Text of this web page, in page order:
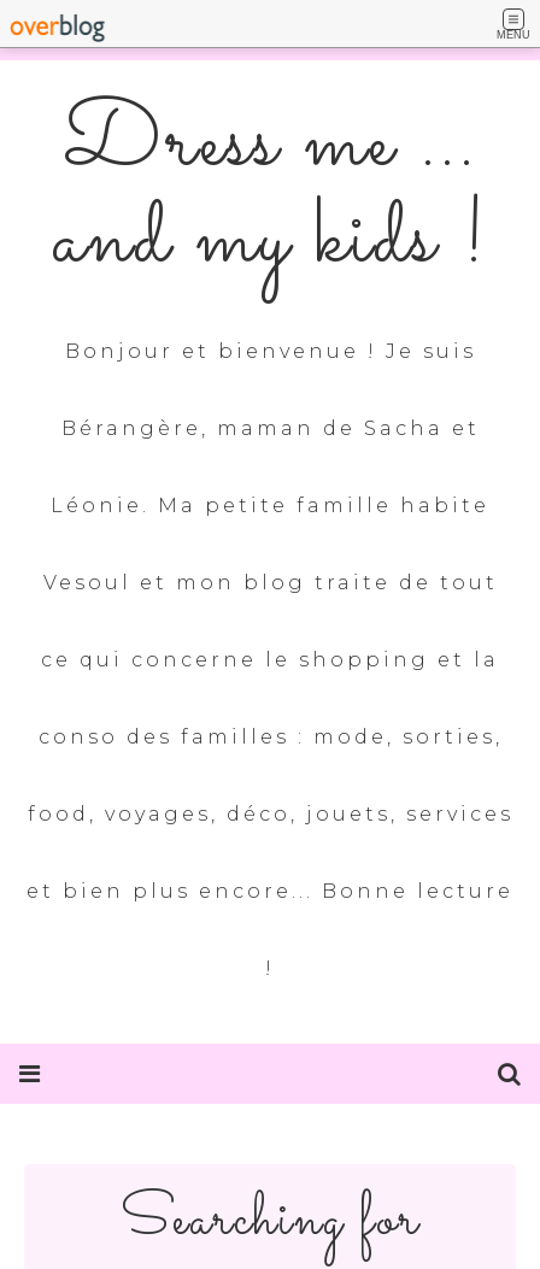
MENU
Dress me ...
and my kids !
Bonjour et bienvenue ! Je suis
Bérangère, maman de Sacha et
Léonie. Ma petite famille habite
Vesoul et mon blog traite de tout
ce qui concerne le shopping et la
conso des familles : mode, sorties,
food, voyages, déco, jouets, services
et bien plus encore... Bonne lecture
!
Searching for